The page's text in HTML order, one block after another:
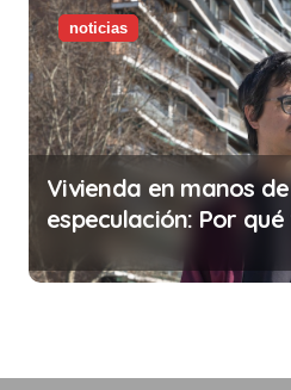
noticias
Vivienda en manos
especulación: Por